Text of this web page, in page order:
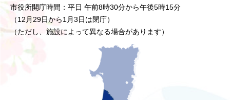
市役所開庁時間：平日 午前8時30分から午後5時15分
（12月29日から1月3日は閉庁）
（ただし、施設によって異なる場合があります）